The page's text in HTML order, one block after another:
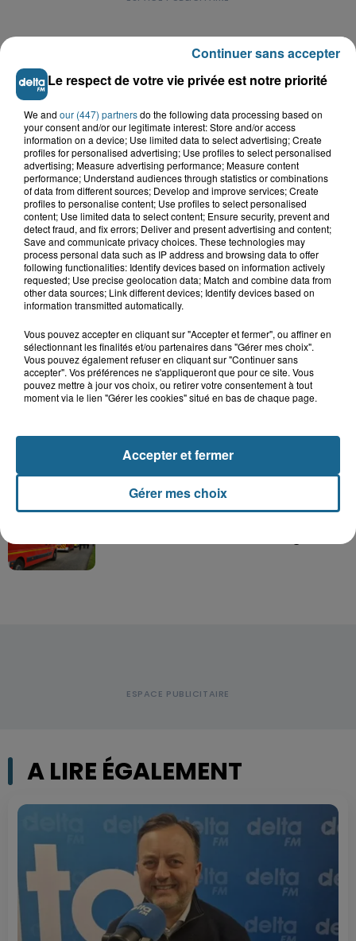
LE TOP DE L'ACTU
Saint-Omer : un enfant gravement brûlé
après l'explosion d'un jouet...
Valérie, 46 ans, portée disparue
depuis mardi à Dunkerque, sa...
Hazebrouck : victime d'un accident,
Lucas s'en est allé brutalement...
A LIRE ÉGALEMENT
Le respect de votre vie privée est notre priorité
We and our (447) partnersdo the following data processing based on
your consent and/or our legitimate interest: Store and/or access
information on a device; Use limited data to select advertising; Create
profiles for personalised advertising; Use profiles to select personalised
advertising; Measure advertising performance; Measure content
performance; Understand audiences through statistics or combinations
of data from different sources; Develop and improve services; Create
profiles to personalise content; Use profiles to select personalised
content; Use limited data to select content; Ensure security, prevent and
detect fraud, and fix errors; Deliver and present advertising and content;
Save and communicate privacy choices. These technologies may
process personal data such as IP address and browsing data to offer
following functionalities: Identify devices based on information actively
requested; Use precise geolocation data; Match and combine data from
other data sources; Link different devices; Identify devices based on
information transmitted automatically.
Vous pouvez accepter en cliquant sur "Accepter et fermer", ou affiner en
sélectionnant les finalités et/ou partenaires dans "Gérer mes choix".
Vous pouvez également refuser en cliquant sur "Continuer sans
accepter". Vos préférences ne s'appliqueront que pour ce site. Vous
pouvez mettre à jour vos choix, ou retirer votre consentement à tout
moment via le lien "Gérer les cookies" situé en bas de chaque page.
Gérer mes choix
Accepter et fermer
Continuer sans accepter